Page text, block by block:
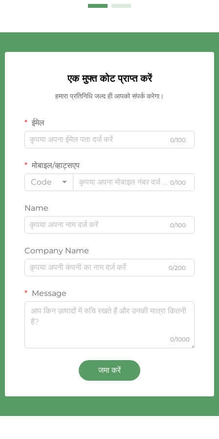
एक मुफ्त कोट प्राप्त करें
हमारा प्रतिनिधि जल्द ही आपको संपर्क करेगा।
ईमेल
0/100
मोबाइल/व्हाट्सएप
Code
0/100
Name
0/100
Company Name
0/200
Message
0/1000
जमा करें